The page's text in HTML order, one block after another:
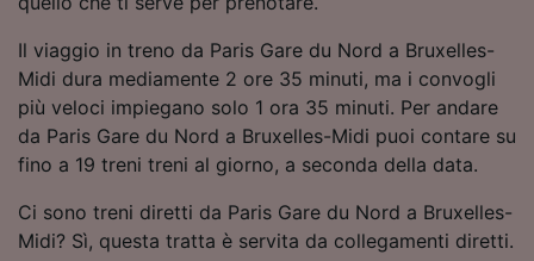
Il viaggio in treno da Paris Gare du Nord a Bruxelles-
Midi dura mediamente 2 ore 35 minuti, ma i convogli
più veloci impiegano solo 1 ora 35 minuti. Per andare
da Paris Gare du Nord a Bruxelles-Midi puoi contare su
fino a 19 treni treni al giorno, a seconda della data.
Ci sono treni diretti da Paris Gare du Nord a Bruxelles-
Midi? Sì, questa tratta è servita da collegamenti diretti.
Utilizzare dati di geolocalizzazione precisi.
Scansione attiva delle caratteristiche del
dispositivo ai fini dell’identificazione.
Archiviare informazioni su dispositivo e/o
accedervi. Pubblicità e contenuti
personalizzati, misurazione delle prestazioni
dei contenuti e degli annunci, ricerche sul
Elenco dei partner (fornitori)